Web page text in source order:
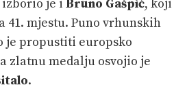
je i Bruno Gašpić, koji
41. mjestu. Puno vrhunskih
propustiti europsko
zlatnu medalju osvojio je
.